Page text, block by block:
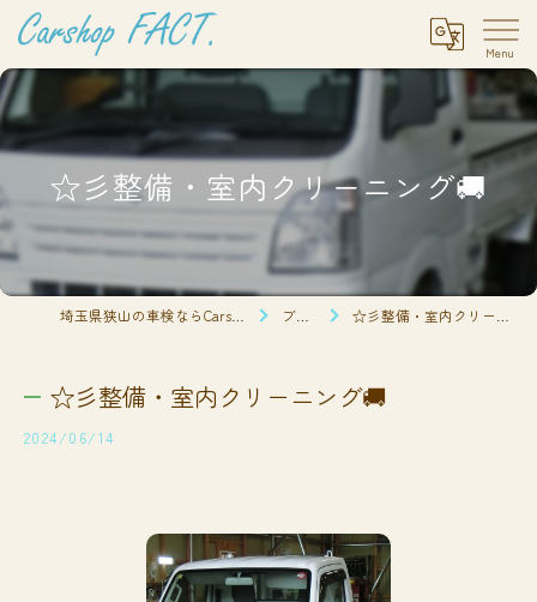
☆彡整備・室内クリーニング🚚
ブログ ☆彡整備・室内クリーニング🚚
☆彡整備・室内クリーニング🚚
2024/06/14